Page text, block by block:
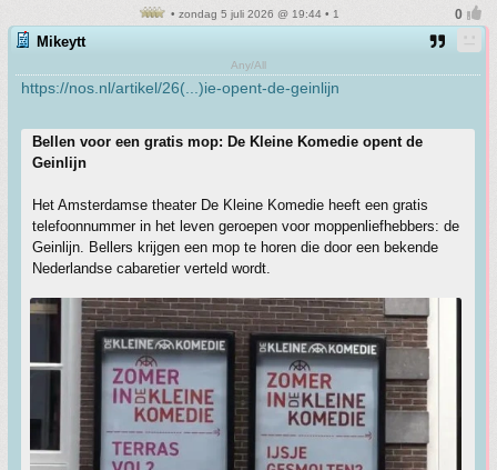
• zondag 5 juli 2026 @ 19:44 • 1
Mikeytt
Any/All
https://nos.nl/artikel/26(...)ie-opent-de-geinlijn
Bellen voor een gratis mop: De Kleine Komedie opent de
Geinlijn
Het Amsterdamse theater De Kleine Komedie heeft een gratis
telefoonnummer in het leven geroepen voor moppenliefhebbers: de
Geinlijn. Bellers krijgen een mop te horen die door een bekende
Nederlandse cabaretier verteld wordt.